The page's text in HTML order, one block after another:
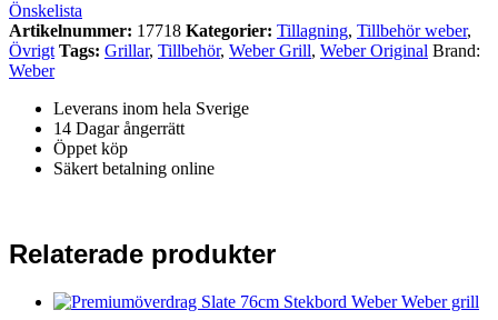
Önskelista
Artikelnummer: 17718 Kategorier: Tillagning, Tillbehör weber,
Övrigt Tags: Grillar, Tillbehör, Weber Grill, Weber Original Brand:
Weber
Leverans inom hela Sverige
14 Dagar ångerrätt
Öppet köp
Säkert betalning online
Relaterade produkter